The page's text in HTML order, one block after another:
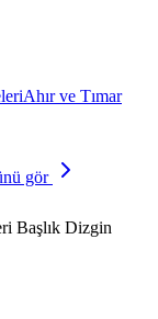
Ahır ve Tımar
gör
Başlık Dizgin